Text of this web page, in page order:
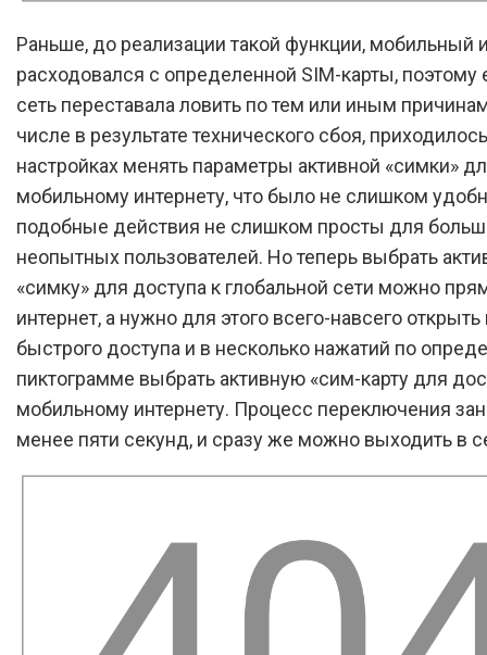
Раньше, до реализации такой функции, мобильный
расходовался с определенной SIM-карты, поэтому
сеть переставала ловить по тем или иным
числе в результате технического сбоя,
настройках менять параметры активной «симки»
мобильному интернету, что было не слишком
подобные действия не слишком просты для
неопытных пользователей. Но теперь выбрать
«симку» для доступа к глобальной сети можно
интернет, а нужно для этого всего-навсего открыть
быстрого доступа и в несколько нажатий по
пиктограмме выбрать активную «сим-карту для
мобильному интернету. Процесс переключения
менее пяти секунд, и сразу же можно выходить в